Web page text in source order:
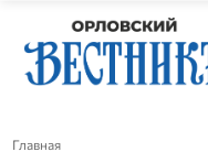
Главная